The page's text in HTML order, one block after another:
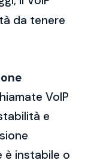
da tenere
VoIP
e
è instabile o